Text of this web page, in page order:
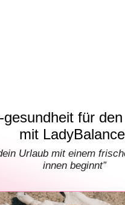
gesundheit für
mit
Urlaub mit einem
innen beginnt”